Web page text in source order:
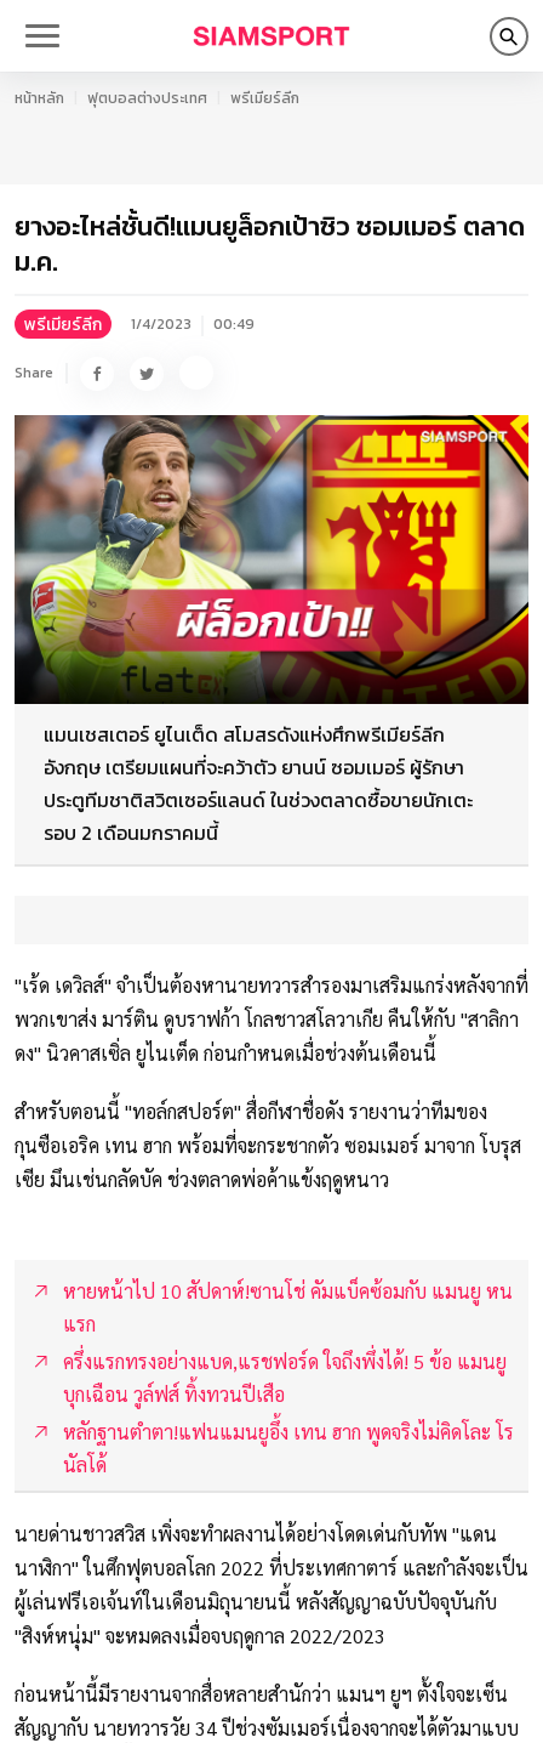
หน้าหลัก ฟุตบอลต่างประเทศ พรีเมียร์ลีก
ยางอะไหล่ชั้นดี!แมนยูล็อกเป้าซิว ซอมเมอร์ ตลาด
ม.ค.
พรีเมียร์ลีก 1/4/2023 00:49
Share
แมนเชสเตอร์ ยูไนเต็ด สโมสรดังแห่งศึกพรีเมียร์ลีก
อังกฤษ เตรียมแผนที่จะคว้าตัว ยานน์ ซอมเมอร์ ผู้รักษา
ประตูทีมชาติสวิตเซอร์แลนด์ ในช่วงตลาดซื้อขายนักเตะ
รอบ 2 เดือนมกราคมนี้
"เร้ด เดวิลส์" จำเป็นต้องหานายทวารสำรองมาเสริมแกร่งหลังจากที่
พวกเขาส่ง มาร์ติน ดูบราฟก้า โกลชาวสโลวาเกีย คืนให้กับ "สาลิกา
ดง" นิวคาสเซิ่ล ยูไนเต็ด ก่อนกำหนดเมื่อช่วงต้นเดือนนี้
สำหรับตอนนี้ "ทอล์กสปอร์ต" สื่อกีฬาชื่อดัง รายงานว่าทีมของ
กุนซือเอริค เทน ฮาก พร้อมที่จะกระชากตัว ซอมเมอร์ มาจาก โบรุส
เซีย มึนเช่นกลัดบัค ช่วงตลาดพ่อค้าแข้งฤดูหนาว
หายหน้าไป 10 สัปดาห์!ซานโช่ คัมแบ็คซ้อมกับ แมนยู หน
แรก
ครึ่งแรกทรงอย่างแบด,แรชฟอร์ด ใจถึงพึ่งได้! 5 ข้อ แมนยู
บุกเฉือน วูล์ฟส์ ทิ้งทวนปีเสือ
หลักฐานตำตา!แฟนแมนยูอึ้ง เทน ฮาก พูดจริงไม่คิดโละ โร
นัลโด้
นายด่านชาวสวิส เพิ่งจะทำผลงานได้อย่างโดดเด่นกับทัพ "แดน
นาฬิกา" ในศึกฟุตบอลโลก 2022 ที่ประเทศกาตาร์ และกำลังจะเป็น
ผู้เล่นฟรีเอเจ้นท์ในเดือนมิถุนายนนี้ หลังสัญญาฉบับปัจจุบันกับ
"สิงห์หนุ่ม" จะหมดลงเมื่อจบฤดูกาล 2022/2023
ก่อนหน้านี้มีรายงานจากสื่อหลายสำนักว่า แมนฯ ยูฯ ตั้งใจจะเซ็น
สัญญากับ นายทวารวัย 34 ปีช่วงซัมเมอร์เนื่องจากจะได้ตัวมาแบบ